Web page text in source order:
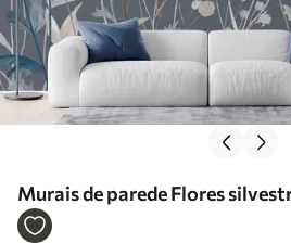
Murais de parede Flores
retratadas num estilo pictórico